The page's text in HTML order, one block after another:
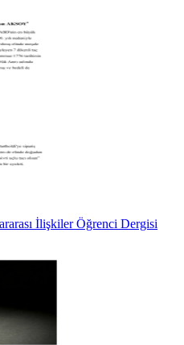
İlişkiler Öğrenci Dergisi